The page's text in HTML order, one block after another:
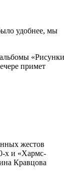
удобнее, мы
примет
жестов
х и «Хармс-
Кравцова